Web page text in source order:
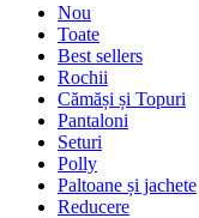
Nou
Toate
Best sellers
Rochii
Cămăși și Topuri
Pantaloni
Seturi
Polly
Paltoane și jachete
Reducere